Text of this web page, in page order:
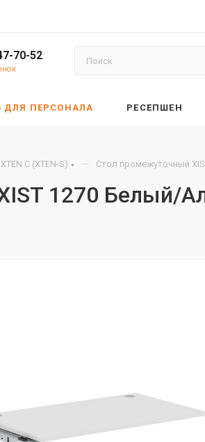
70-52
ДЛЯ ПЕРСОНАЛА РЕСЕПШЕН
XTEN С (XTEN-S) — Стол промежуточный
1270 Белый/